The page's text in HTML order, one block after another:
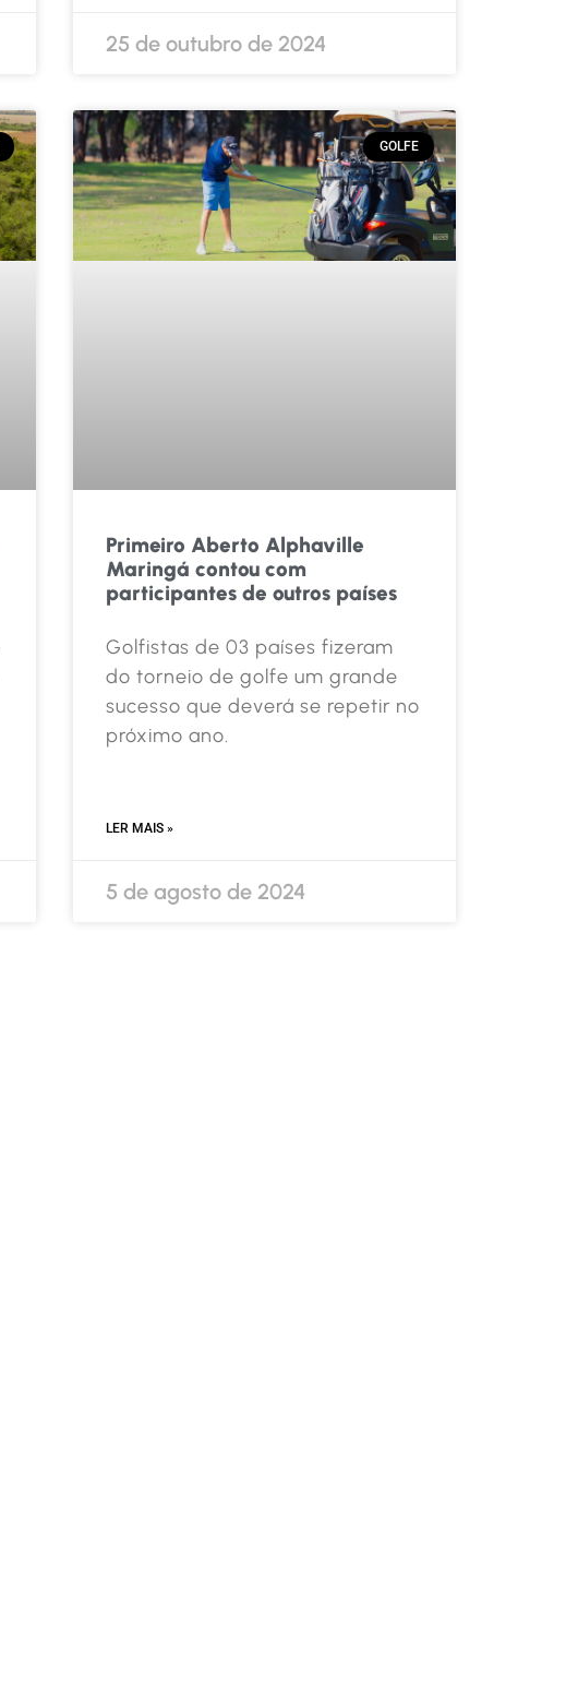
25 de outubro de 2024
GOLFE
Primeiro Aberto Alphaville
Maringá contou com
participantes de outros países
Golfistas de 03 países fizeram
do torneio de golfe um grande
sucesso que deverá se repetir no
próximo ano.
LER MAIS »
5 de agosto de 2024